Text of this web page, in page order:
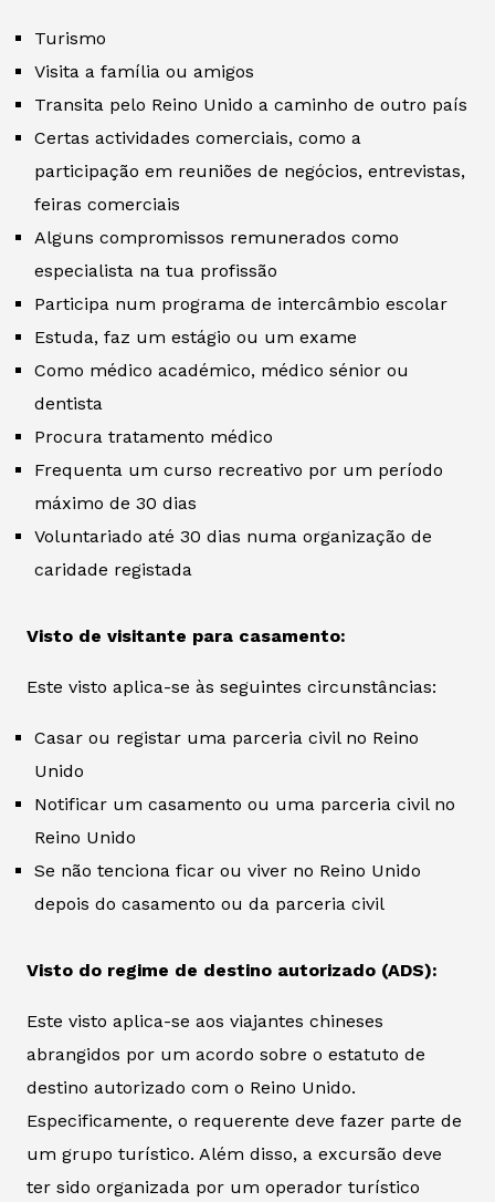
Turismo
Visita a família ou amigos
Transita pelo Reino Unido a caminho de outro país
Certas actividades comerciais, como a
participação em reuniões de negócios, entrevistas,
feiras comerciais
Alguns compromissos remunerados como
especialista na tua profissão
Participa num programa de intercâmbio escolar
Estuda, faz um estágio ou um exame
Como médico académico, médico sénior ou
dentista
Procura tratamento médico
Frequenta um curso recreativo por um período
máximo de 30 dias
Voluntariado até 30 dias numa organização de
caridade registada
Visto de visitante para casamento:
Este visto aplica-se às seguintes circunstâncias:
Casar ou registar uma parceria civil no Reino
Unido
Notificar um casamento ou uma parceria civil no
Reino Unido
Se não tenciona ficar ou viver no Reino Unido
depois do casamento ou da parceria civil
Visto do regime de destino autorizado (ADS):
Este visto aplica-se aos viajantes chineses
abrangidos por um acordo sobre o estatuto de
destino autorizado com o Reino Unido.
Especificamente, o requerente deve fazer parte de
um grupo turístico. Além disso, a excursão deve
ter sido organizada por um operador turístico